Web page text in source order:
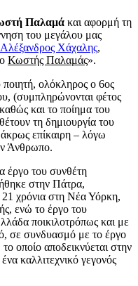
Παλαμά και αφορμή τη
του μεγάλου μας
Αλέξανδρος Χάχαλης,
Κωστής Παλαμάς».
ολόκληρος ο 6ος
(συμπληρώνονται φέτος
και το ποίημα του
τη δημιουργία του
επίκαιρη – λόγω
Άνθρωπο.
έργο του συνθέτη
στην Πάτρα,
21 χρόνια στη Νέα Υόρκη,
ενώ το έργο του
ποικιλοτρόπως και με
σε συνδυασμό με το έργο
το οποίο αποδεικνύεται στην
καλλιτεχνικό γεγονός